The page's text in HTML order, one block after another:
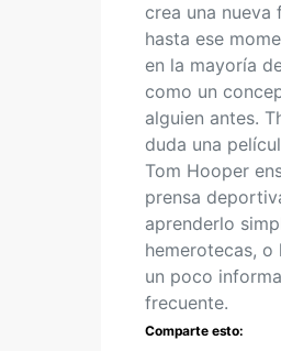
crea una nueva
hasta ese
en la mayoría
como un
alguien antes.
duda una
Tom Hooper
prensa
aprenderlo
hemerotecas,
un poco
frecuente.
Comparte esto: